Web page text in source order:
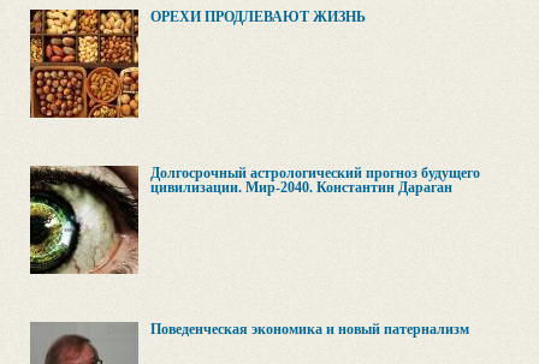
ОРЕХИ ПРОДЛЕВАЮТ ЖИЗНЬ
Долгосрочный астрологический прогноз будущего
цивилизации. Мир-2040. Константин Дараган
Поведенческая экономика и новый патернализм